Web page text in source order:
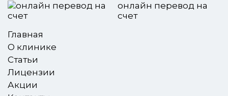
онлайн перевод на
счет
Главная
О клинике
Статьи
Лицензии
Акции